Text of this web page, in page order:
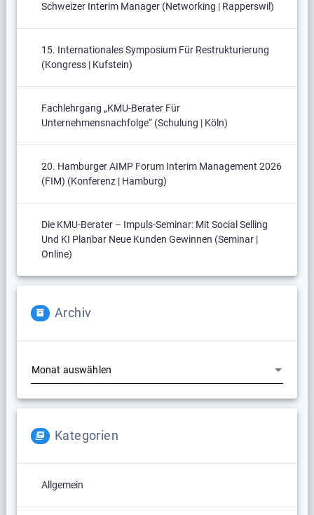
Schweizer Interim Manager (Networking | Rapperswil)
15. Internationales Symposium Für Restrukturierung
(Kongress | Kufstein)
Fachlehrgang „KMU-Berater Für
Unternehmensnachfolge“ (Schulung | Köln)
20. Hamburger AIMP Forum Interim Management 2026
(FIM) (Konferenz | Hamburg)
Die KMU-Berater – Impuls-Seminar: Mit Social Selling
Und KI Planbar Neue Kunden Gewinnen (Seminar |
Online)
Archiv
Kategorien
Allgemein